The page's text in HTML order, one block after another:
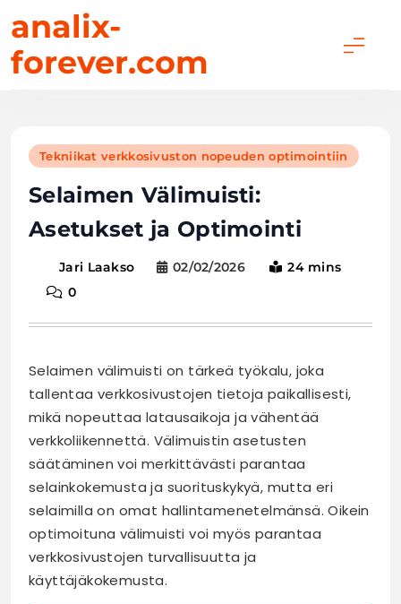
to
content
analix-
forever.com
Tekniikat verkkosivuston nopeuden optimointiin
Selaimen Välimuisti:
Asetukset ja Optimointi
Jari Laakso 02/02/2026
24 mins
0
Selaimen välimuisti on tärkeä työkalu, joka
tallentaa verkkosivustojen tietoja paikallisesti,
mikä nopeuttaa latausaikoja ja vähentää
verkkoliikennettä. Välimuistin asetusten
säätäminen voi merkittävästi parantaa
selainkokemusta ja suorituskykyä, mutta eri
selaimilla on omat hallintamenetelmänsä. Oikein
optimoituna välimuisti voi myös parantaa
verkkosivustojen turvallisuutta ja
käyttäjäkokemusta.